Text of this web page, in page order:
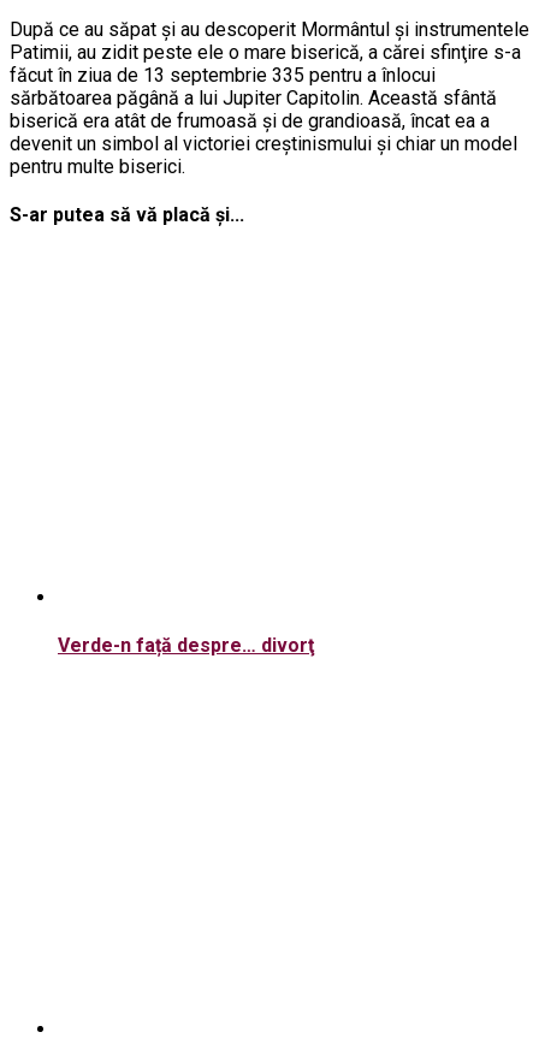
După ce au săpat şi au descoperit Mormântul şi instrumentele
Patimii, au zidit peste ele o mare biserică, a cărei sfinţire s-a
făcut în ziua de 13 septembrie 335 pentru a înlocui
sărbătoarea păgână a lui Jupiter Capitolin. Această sfântă
biserică era atât de frumoasă şi de grandioasă, încat ea a
devenit un simbol al victoriei creştinismului şi chiar un model
pentru multe biserici.
S-ar putea să vă placă și...
Verde-n față despre… divorţ